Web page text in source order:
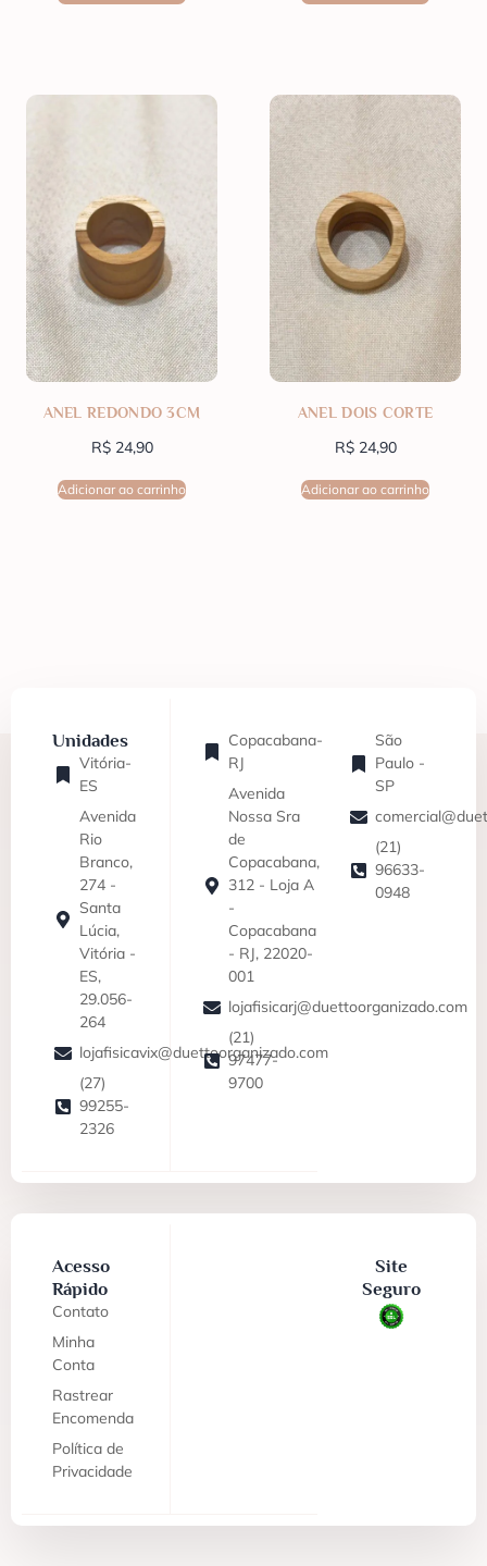
ANEL REDONDO 3CM
R$24,90
Adicionar ao carrinho
ANEL DOIS CORTE
R$24,90
Adicionar ao carrinho
Unidades
Vitória-
ES
Avenida
Rio
Branco,
274 -
Santa
Lúcia,
Vitória -
ES,
29.056-
264
lojafisicavix@duettoorganizado.com
(27)
99255-
2326
Copacabana-
RJ
Avenida
Nossa Sra
de
Copacabana,
312 - Loja A
-
Copacabana
- RJ, 22020-
001
lojafisicarj@duettoorganizado.com
(21)
97477-
9700
São
Paulo -
SP
(21)
96633-
0948
Acesso
Rápido
Contato
Minha
Conta
Rastrear
Encomenda
Política de
Privacidade
Site
Seguro